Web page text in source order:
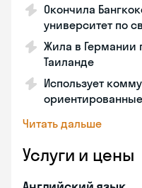
Окончила
университет по
Жила в Германии
Таиланде
Использует
Читать дальше
Услуги и цены